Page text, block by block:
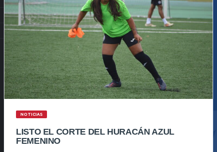
NOTICIAS
LISTO EL CORTE DEL HURACÁN AZUL
FEMENINO